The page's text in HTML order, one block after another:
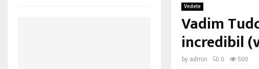
Vedete
Vadim
incredibil
by admin 0 500